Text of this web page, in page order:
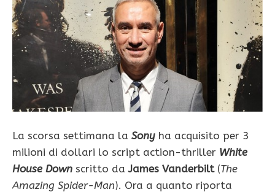
La scorsa settimana la Sony ha acquisito per 3
milioni di dollari lo script action-thriller White
House Down scritto daJames Vanderbilt(The
Amazing Spider-Man). Ora a quanto riporta